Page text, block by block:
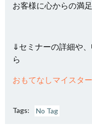
お客様に心からの満
⇓セミナーの詳細や
ら
おもてなしマイスタ
Tags: No Tag